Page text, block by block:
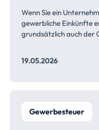
Wenn Sie ein
gewerbliche Einkünfte
grundsätzlich auch der
19.05.2026
Gewerbesteuer